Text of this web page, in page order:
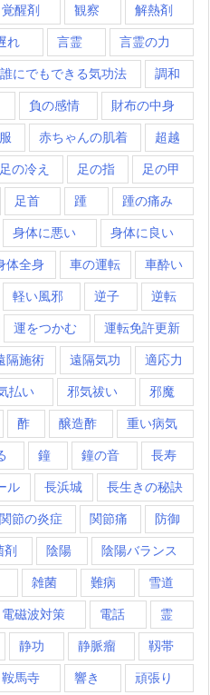
覚醒剤 観察 解熱剤
れ 言霊 言霊の力
誰にでもできる気功法 調和
負の感情 財布の中身
赤ちゃんの肌着 超越
足の冷え 足の指 足の甲
足首 踵 踵の痛み
身体に悪い 身体に良い
体全身 車の運転 車酔い
軽い風邪 逆子 逆転
運をつかむ 運転免許更新
隔施術 遠隔気功 適応力
払い 邪気祓い 邪魔
酢 醸造酢 重い病気
鐘 鐘の音 長寿
ル 長浜城 長生きの秘訣
関節の炎症 関節痛 防御
剤 陰陽 陰陽バランス
雑菌 難病 雪道
電磁波対策 電話 霊
静功 静脈瘤 靱帯
鞍馬寺 響き 頑張り